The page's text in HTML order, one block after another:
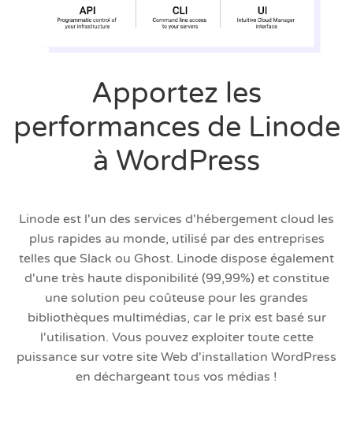
Apportez les
performances de Linode
à WordPress
Linode est l'un des services d'hébergement cloud les
plus rapides au monde, utilisé par des entreprises
telles que Slack ou Ghost. Linode dispose également
d'une très haute disponibilité (99,99%) et constitue
une solution peu coûteuse pour les grandes
bibliothèques multimédias, car le prix est basé sur
l'utilisation. Vous pouvez exploiter toute cette
puissance sur votre site Web d'installation WordPress
en déchargeant tous vos médias !